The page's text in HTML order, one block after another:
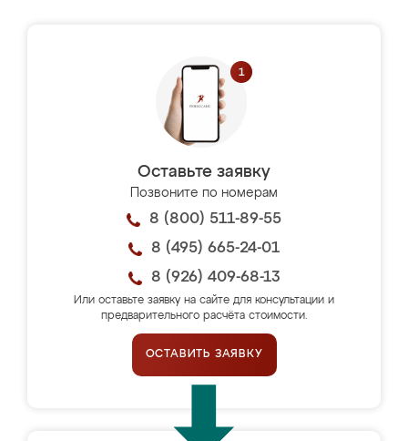
Оставьте заявку
Позвоните по номерам
8 (800) 511-89-55
8 (495) 665-24-01
8 (926) 409-68-13
Или оставьте заявку на сайте для консультации и
предварительного расчёта стоимости.
ОСТАВИТЬ ЗАЯВКУ